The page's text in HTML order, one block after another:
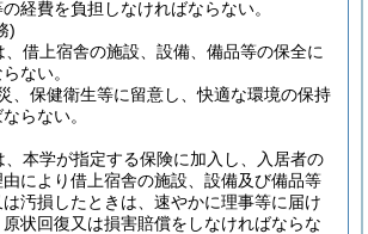
経費を負担しなければならない。
)
、借上宿舎の施設、設備、備品等の保全に
ない。
、保健衛生等に留意し、快適な環境の保持
らない。
、本学が指定する保険に加入し、入居者の
により借上宿舎の施設、設備及び備品等
汚損したときは、速やかに理事等に届け
状回復又は損害賠償をしなければならな